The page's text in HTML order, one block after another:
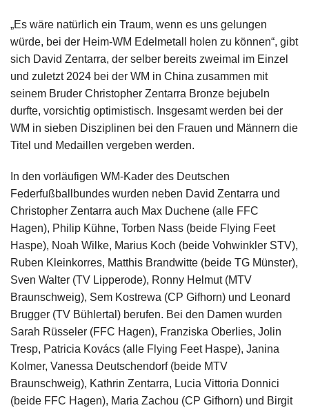
„Es wäre natürlich ein Traum, wenn es uns gelungen
würde, bei der Heim-WM Edelmetall holen zu können“, gibt
sich David Zentarra, der selber bereits zweimal im Einzel
und zuletzt 2024 bei der WM in China zusammen mit
seinem Bruder Christopher Zentarra Bronze bejubeln
durfte, vorsichtig optimistisch. Insgesamt werden bei der
WM in sieben Disziplinen bei den Frauen und Männern die
Titel und Medaillen vergeben werden.
In den vorläufigen WM-Kader des Deutschen
Federfußballbundes wurden neben David Zentarra und
Christopher Zentarra auch Max Duchene (alle FFC
Hagen), Philip Kühne, Torben Nass (beide Flying Feet
Haspe), Noah Wilke, Marius Koch (beide Vohwinkler STV),
Ruben Kleinkorres, Matthis Brandwitte (beide TG Münster),
Sven Walter (TV Lipperode), Ronny Helmut (MTV
Braunschweig), Sem Kostrewa (CP Gifhorn) und Leonard
Brugger (TV Bühlertal) berufen. Bei den Damen wurden
Sarah Rüsseler (FFC Hagen), Franziska Oberlies, Jolin
Tresp, Patricia Kovács (alle Flying Feet Haspe), Janina
Kolmer, Vanessa Deutschendorf (beide MTV
Braunschweig), Kathrin Zentarra, Lucia Vittoria Donnici
(beide FFC Hagen), Maria Zachou (CP Gifhorn) und Birgit